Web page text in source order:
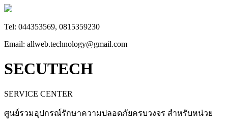
Tel: 044353569, 0815359230
Email: allweb.technology@gmail.com
SECUTECH
SERVICE CENTER
ศูนย์รวมอุปกรณ์รักษาความปลอดภัยครบวงจร สำหรับหน่วย